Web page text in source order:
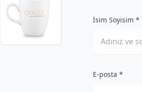
İsim Soyisim *
E-posta *